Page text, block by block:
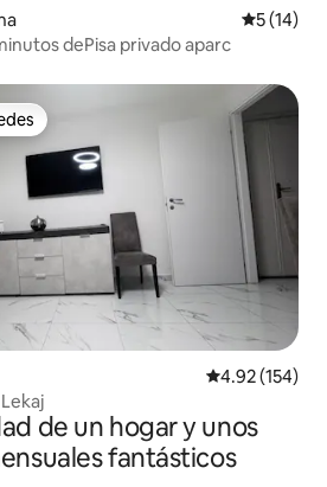
5 (14)
dePisa privado aparc
Calificación
4.92 (154)
de un hogar y unos
fantásticos